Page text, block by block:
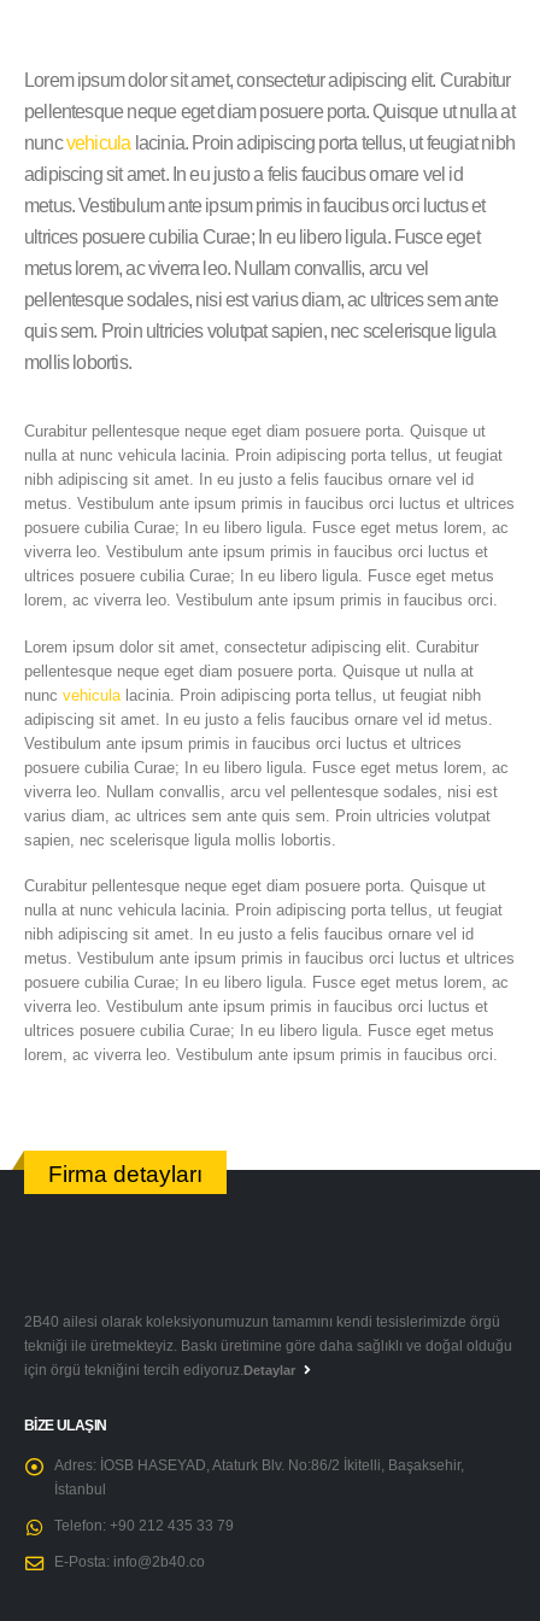
Lorem ipsum dolor sit amet, consectetur adipiscing elit. Curabitur
pellentesque neque eget diam posuere porta. Quisque ut nulla at
nuncvehicula lacinia. Proin adipiscing porta tellus, ut feugiat nibh
adipiscing sit amet. In eu justo a felis faucibus ornare vel id
metus. Vestibulum ante ipsum primis in faucibus orci luctus et
ultrices posuere cubilia Curae; In eu libero ligula. Fusce eget
metus lorem, ac viverra leo. Nullam convallis, arcu vel
pellentesque sodales, nisi est varius diam, ac ultrices sem ante
quis sem. Proin ultricies volutpat sapien, nec scelerisque ligula
mollis lobortis.
Curabitur pellentesque neque eget diam posuere porta. Quisque ut
nulla at nunc vehicula lacinia. Proin adipiscing porta tellus, ut feugiat
nibh adipiscing sit amet. In eu justo a felis faucibus ornare vel id
metus. Vestibulum ante ipsum primis in faucibus orci luctus et ultrices
posuere cubilia Curae; In eu libero ligula. Fusce eget metus lorem, ac
viverra leo. Vestibulum ante ipsum primis in faucibus orci luctus et
ultrices posuere cubilia Curae; In eu libero ligula. Fusce eget metus
lorem, ac viverra leo. Vestibulum ante ipsum primis in faucibus orci.
Lorem ipsum dolor sit amet, consectetur adipiscing elit. Curabitur
pellentesque neque eget diam posuere porta. Quisque ut nulla at
nunc vehicula lacinia. Proin adipiscing porta tellus, ut feugiat nibh
adipiscing sit amet. In eu justo a felis faucibus ornare vel id metus.
Vestibulum ante ipsum primis in faucibus orci luctus et ultrices
posuere cubilia Curae; In eu libero ligula. Fusce eget metus lorem, ac
viverra leo. Nullam convallis, arcu vel pellentesque sodales, nisi est
varius diam, ac ultrices sem ante quis sem. Proin ultricies volutpat
sapien, nec scelerisque ligula mollis lobortis.
Curabitur pellentesque neque eget diam posuere porta. Quisque ut
nulla at nunc vehicula lacinia. Proin adipiscing porta tellus, ut feugiat
nibh adipiscing sit amet. In eu justo a felis faucibus ornare vel id
metus. Vestibulum ante ipsum primis in faucibus orci luctus et ultrices
posuere cubilia Curae; In eu libero ligula. Fusce eget metus lorem, ac
viverra leo. Vestibulum ante ipsum primis in faucibus orci luctus et
ultrices posuere cubilia Curae; In eu libero ligula. Fusce eget metus
lorem, ac viverra leo. Vestibulum ante ipsum primis in faucibus orci.
Firma detayları
2B40 ailesi olarak koleksiyonumuzun tamamını kendi tesislerimizde örgü
tekniği ile üretmekteyiz. Baskı üretimine göre daha sağlıklı ve doğal olduğu
için örgü tekniğini tercih ediyoruz. Detaylar
BIZE ULAŞIN
Adres: İOSB HASEYAD, Ataturk Blv. No:86/2 İkitelli, Başaksehir,
İstanbul
Telefon: +90 212 435 33 79
E-Posta: info@2b40.co